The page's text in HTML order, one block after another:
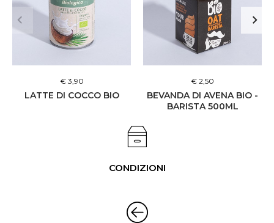
LATTE DI COCCO BIO
€ 3,90
BEVANDA DI AVENA BIO -
BARISTA 500ML
€ 2,50
CONDIZIONI